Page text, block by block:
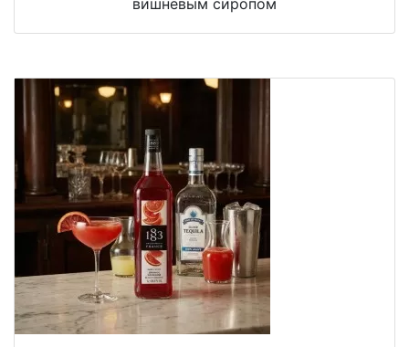
вишнёвым сиропом